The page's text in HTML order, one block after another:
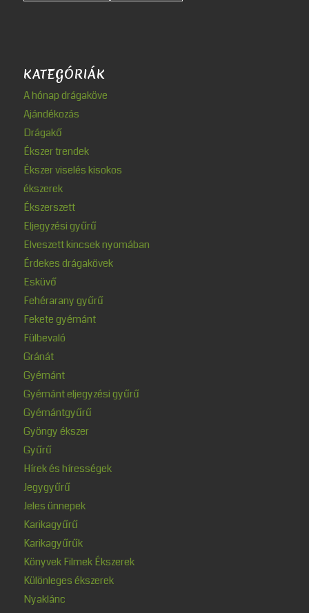
KATEGÓRIÁK
A hónap drágaköve
Ajándékozás
Drágakő
Ékszer trendek
Ékszer viselés kisokos
ékszerek
Ékszerszett
Eljegyzési gyűrű
Elveszett kincsek nyomában
Érdekes drágakövek
Esküvő
Fehérarany gyűrű
Fekete gyémánt
Fülbevaló
Gránát
Gyémánt
Gyémánt eljegyzési gyűrű
Gyémántgyűrű
Gyöngy ékszer
Gyűrű
Hírek és hírességek
Jegygyűrű
Jeles ünnepek
Karikagyűrű
Karikagyűrűk
Könyvek Filmek Ékszerek
Különleges ékszerek
Nyaklánc